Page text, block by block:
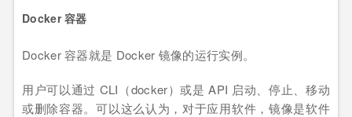
Docker 容器
Docker 容器就是 Docker 镜像的运行实例。
用户可以通过 CLI（docker）或是 API 启动、停止、移动
或删除容器。可以这么认为，对于应用软件，镜像是软件